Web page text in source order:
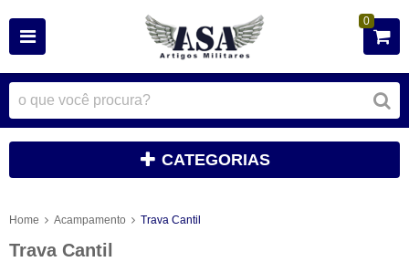
0
CATEGORIAS
Home Acampamento Trava Cantil
Trava Cantil